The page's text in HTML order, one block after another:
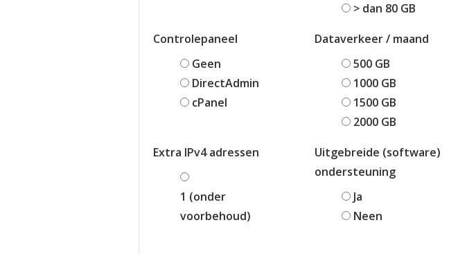
> dan 80 GB
Controlepaneel
Geen
DirectAdmin
cPanel
Dataverkeer / maand
500 GB
1000 GB
1500 GB
2000 GB
Extra IPv4 adressen
1 (onder
voorbehoud)
Uitgebreide (software)
ondersteuning
Ja
Neen